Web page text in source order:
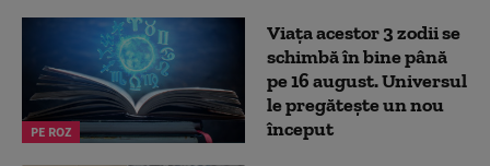
PE ROZ
Viața acestor 3 zodii se
schimbă în bine până
pe 16 august. Universul
le pregătește un nou
început